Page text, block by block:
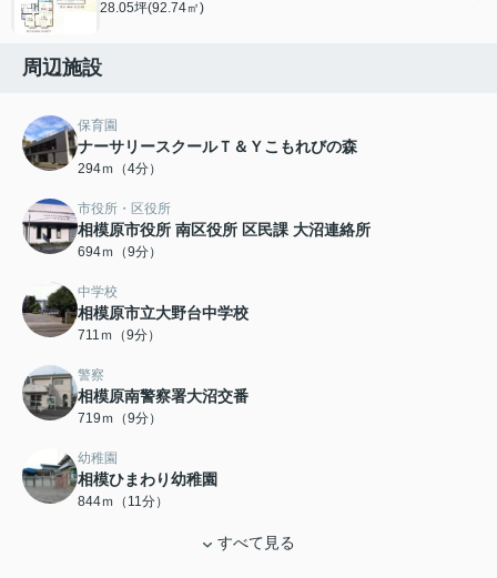
28.05坪(92.74㎡)
周辺施設
保育園
ナーサリースクールＴ＆Ｙこもれびの森
294ｍ（4分）
市役所・区役所
相模原市役所 南区役所 区民課 大沼連絡所
694ｍ（9分）
中学校
相模原市立大野台中学校
711ｍ（9分）
警察
相模原南警察署大沼交番
719ｍ（9分）
幼稚園
相模ひまわり幼稚園
844ｍ（11分）
すべて見る